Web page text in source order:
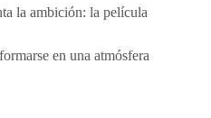
la ambición: la película
en una atmósfera